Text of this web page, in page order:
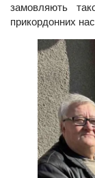
замовляють
прикордонних